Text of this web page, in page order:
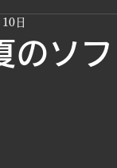
のソ
日